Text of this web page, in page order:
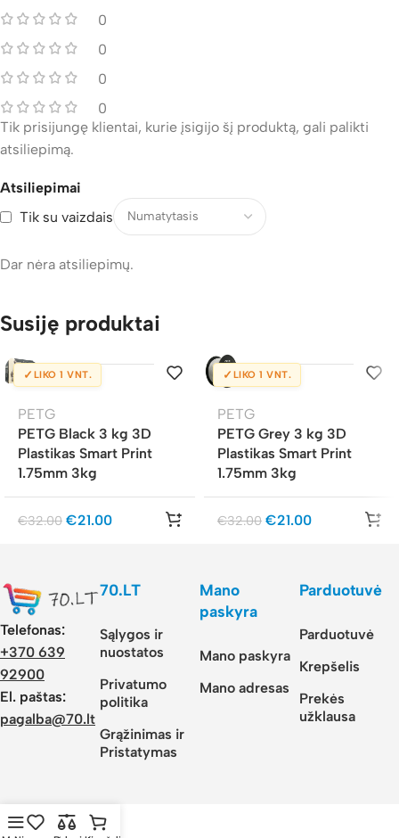
0
0
0
0
Atsiliepimai
Tik su vaizdais
Dar nėra atsiliepimų.
Tik prisijungę klientai, kurie įsigijo šį produktą, gali palikti
atsiliepimą.
Susiję produktai
✓ LIKO 1 VNT.
PETG
PETG Black 3 kg 3D
Plastikas Smart Print
1.75mm 3kg
€32.00 €21.00
✓ LIKO 1 VNT.
PETG
PETG Grey 3 kg 3D
Plastikas Smart Print
1.75mm 3kg
€32.00 €21.00
Telefonas:
+370 639
92900
El. paštas:
pagalba@70.lt
70.LT
Sąlygos ir
nuostatos
Privatumo
politika
Grąžinimas ir
Pristatymas
Mano
paskyra
Mano paskyra
Mano adresas
Parduotuvė
Parduotuvė
Krepšelis
Prekės
užklausa